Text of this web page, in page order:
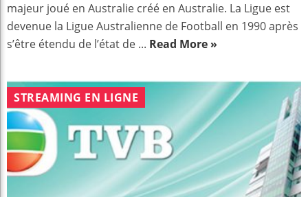
majeur joué en Australie créé en Australie. La Ligue est
devenue la Ligue Australienne de Football en 1990 après
s’être étendu de l’état de ... Read More »
STREAMING EN LIGNE